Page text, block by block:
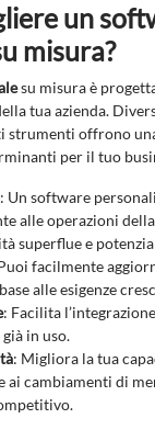
un
misura?
su misura è
tua azienda.
strumenti offrono
per il tuo
: Un software
alle operazioni
superflue e
facilmente
alle esigenze
: Facilita
in uso.
: Migliora la tua
ai cambiamenti di